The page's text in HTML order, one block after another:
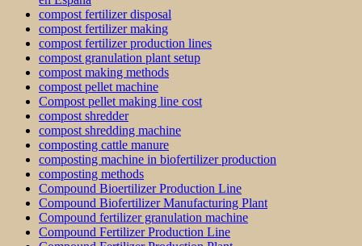
compost fertilizer disposal
compost fertilizer making
compost fertilizer production lines
compost granulation plant setup
compost making methods
compost pellet machine
Compost pellet making line cost
compost shredder
compost shredding machine
composting cattle manure
composting machine in biofertilizer production
composting methods
Compound Bioertilizer Production Line
Compound Biofertilizer Manufacturing Plant
Compound fertilizer granulation machine
Compound Fertilizer Production Line